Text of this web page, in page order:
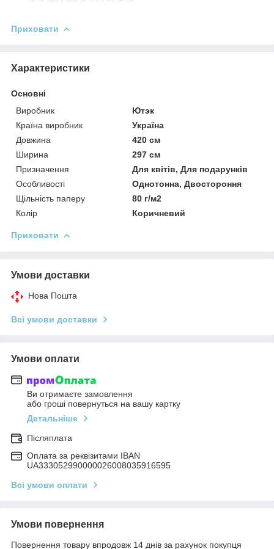
Приховати
Характеристики
Основні
Виробник
Ютэк
Країна виробник
Україна
Довжина
420 см
Ширина
297 см
Призначення
Для квітів, Для подарунків
Особливості
Однотонна, Двостороння
Щільність паперу
80 г/м2
Колір
Коричневий
Приховати
Умови доставки
Нова Пошта
Всі умови доставки
Умови оплати
Ви отримаєте замовлення
або гроші повернуться на вашу картку
Детальніше
Післяплата
Оплата за реквізитами IBAN
UA333052990000026008035916595
Всі умови оплати
Умови повернення
Повернення товару впродовж 14 днів за рахунок покупця